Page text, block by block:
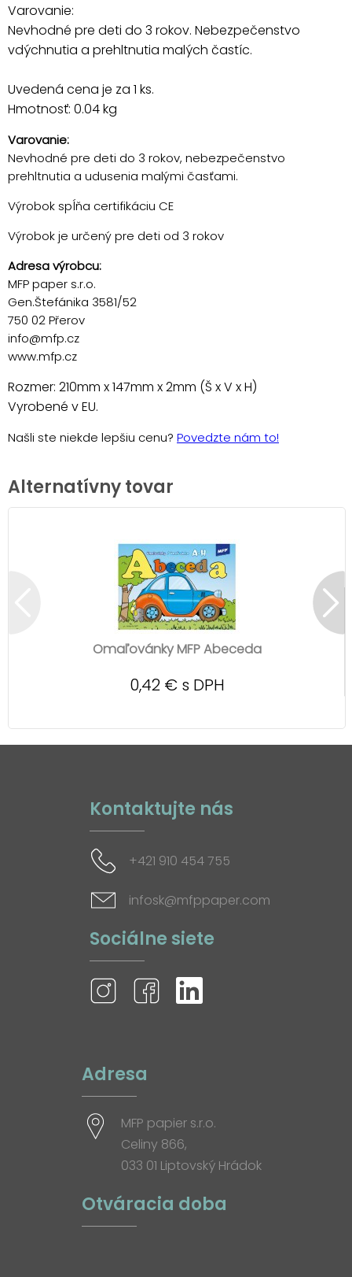
Varovanie:
Nevhodné pre deti do 3 rokov. Nebezpečenstvo
vdýchnutia a prehltnutia malých častíc.
Uvedená cena je za 1 ks.
Hmotnosť: 0.04 kg
Varovanie:
Nevhodné pre deti do 3 rokov, nebezpečenstvo
prehltnutia a udusenia malými časťami.
Výrobok spĺňa certifikáciu CE
Výrobok je určený pre deti od 3 rokov
Adresa výrobcu:
MFP paper s.r.o.
Gen.Štefánika 3581/52
750 02 Přerov
info@mfp.cz
www.mfp.cz
Rozmer: 210mm x 147mm x 2mm (Š x V x H)
Vyrobené v EU.
Našli ste niekde lepšiu cenu? Povedzte nám to!
Alternatívny tovar
Omaľovánky MFP Abeceda
0,42 € s DPH
Kontaktujte nás
+421 910 454 755
infosk@mfppaper.com
Sociálne siete
Adresa
MFP papier s.r.o.
Celiny 866,
033 01 Liptovský Hrádok
Otváracia doba